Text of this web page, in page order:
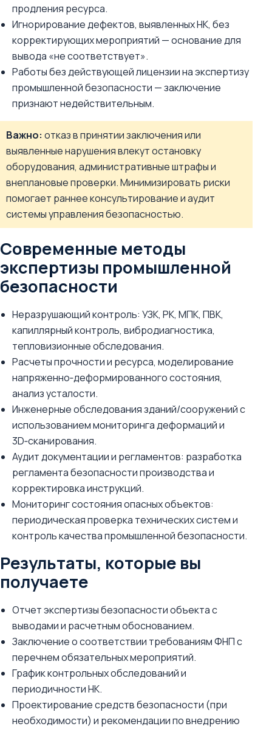
продления ресурса.
Игнорирование дефектов, выявленных НК, без
корректирующих мероприятий — основание для
вывода «не соответствует».
Работы без действующей лицензии на экспертизу
промышленной безопасности — заключение
признают недействительным.
Важно: отказ в принятии заключения или
выявленные нарушения влекут остановку
оборудования, административные штрафы и
внеплановые проверки. Минимизировать риски
помогает раннее консультирование и аудит
системы управления безопасностью.
Современные методы
экспертизы промышленной
безопасности
Неразрушающий контроль: УЗК, РК, МПК, ПВК,
капиллярный контроль, вибродиагностика,
тепловизионные обследования.
Расчеты прочности и ресурса, моделирование
напряженно‑деформированного состояния,
анализ усталости.
Инженерные обследования зданий/сооружений с
использованием мониторинга деформаций и
3D‑сканирования.
Аудит документации и регламентов: разработка
регламента безопасности производства и
корректировка инструкций.
Мониторинг состояния опасных объектов:
периодическая проверка технических систем и
контроль качества промышленной безопасности.
Результаты, которые вы
получаете
Отчет экспертизы безопасности объекта с
выводами и расчетным обоснованием.
Заключение о соответствии требованиям ФНП с
перечнем обязательных мероприятий.
График контрольных обследований и
периодичности НК.
Проектирование средств безопасности (при
необходимости) и рекомендации по внедрению